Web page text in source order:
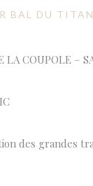
BAL DU
LA COUPOLE –
des grandes